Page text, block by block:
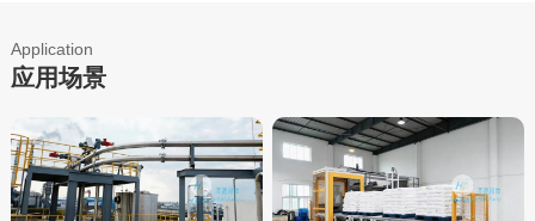
Application
应用场景